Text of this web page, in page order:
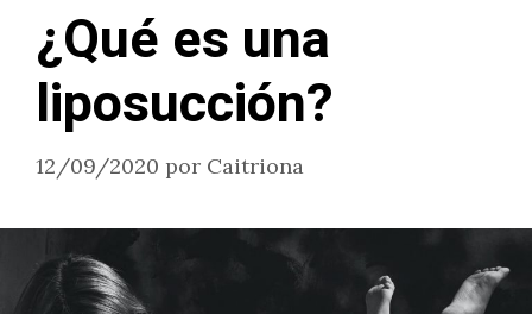
¿Qué es una
liposucción?
12/09/2020 por Caitriona